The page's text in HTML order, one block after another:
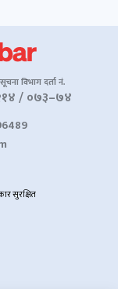
सूचना विभाग दर्ता नं.
/ ०७३–७४
सुरक्षित